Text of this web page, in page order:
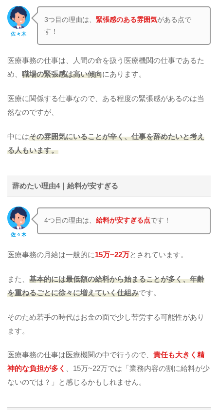
佐々木
3つ目の理由は、緊張感のある雰囲気がある点で
す！
医療事務の仕事は、人間の命を扱う医療機関の仕事であるた
め、 職場の緊張感は高い傾向にあります。
医療に関係する仕事なので、ある程度の緊張感があるのは当
然なのですが、
中にはその雰囲気にいることが辛く、仕事を辞めたいと考え
る人もいます。
辞めたい理由4｜給料が安すぎる
佐々木
4つ目の理由は、給料が安すぎる点です！
医療事務の月給は一般的に15万~22万とされています。
また、 基本的には最低額の給料から始まることが多く、年齢
を重ねるごとに徐々に増えていく仕組みです。
そのため若手の時代はお金の面で少し苦労する可能性があり
ます。
医療事務の仕事は医療機関の中で行うので、 責任も大きく精
神的な負担が多く 、15万~22万では「業務内容の割に給料が少
ないのでは？」と感じるかもしれません。